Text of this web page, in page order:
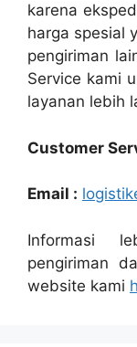
karena
harga spesial
pengiriman
Service kami
layanan lebih
Customer
Email :
Informasi
pengiriman
website kami